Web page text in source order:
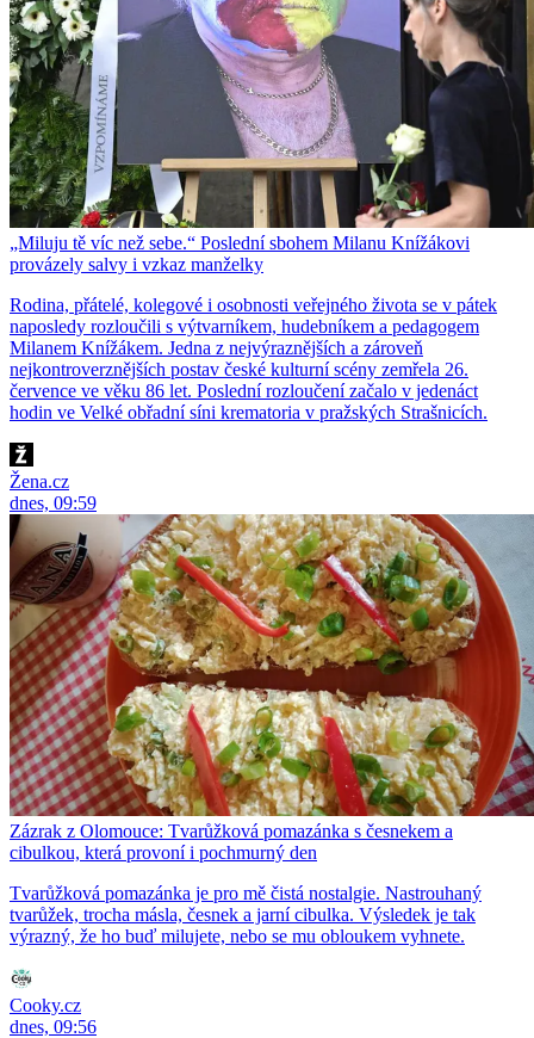
„Miluju tě víc než sebe.“ Poslední sbohem Milanu Knížákovi
provázely salvy i vzkaz manželky
Rodina, přátelé, kolegové i osobnosti veřejného života se v pátek
naposledy rozloučili s výtvarníkem, hudebníkem a pedagogem
Milanem Knížákem. Jedna z nejvýraznějších a zároveň
nejkontroverznějších postav české kulturní scény zemřela 26.
července ve věku 86 let. Poslední rozloučení začalo v jedenáct
hodin ve Velké obřadní síni krematoria v pražských Strašnicích.
Žena.cz
dnes, 09:59
Zázrak z Olomouce: Tvarůžková pomazánka s česnekem a
cibulkou, která provoní i pochmurný den
Tvarůžková pomazánka je pro mě čistá nostalgie. Nastrouhaný
tvarůžek, trocha másla, česnek a jarní cibulka. Výsledek je tak
výrazný, že ho buď milujete, nebo se mu obloukem vyhnete.
Cooky.cz
dnes, 09:56